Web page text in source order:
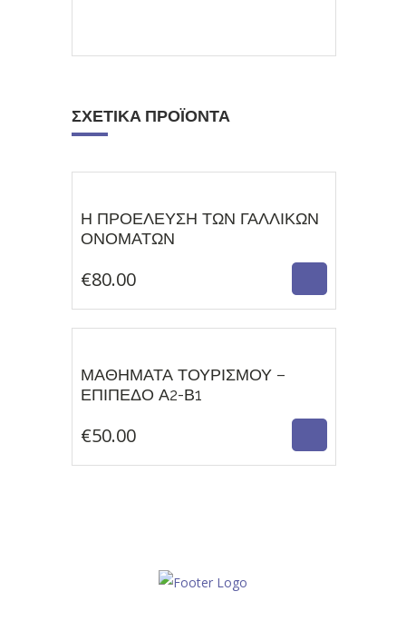
ΣΧΕΤΙΚΆ ΠΡΟΪΌΝΤΑ
Η ΠΡΟΕΛΕΥΣΗ ΤΩΝ ΓΑΛΛΙΚΩΝ
ΟΝΟΜΑΤΩΝ
€80.00
ΜΑΘΗΜΑΤΑ ΤΟΥΡΙΣΜΟΥ –
ΕΠΙΠΕΔΟ Α2-Β1
€50.00
€50.00